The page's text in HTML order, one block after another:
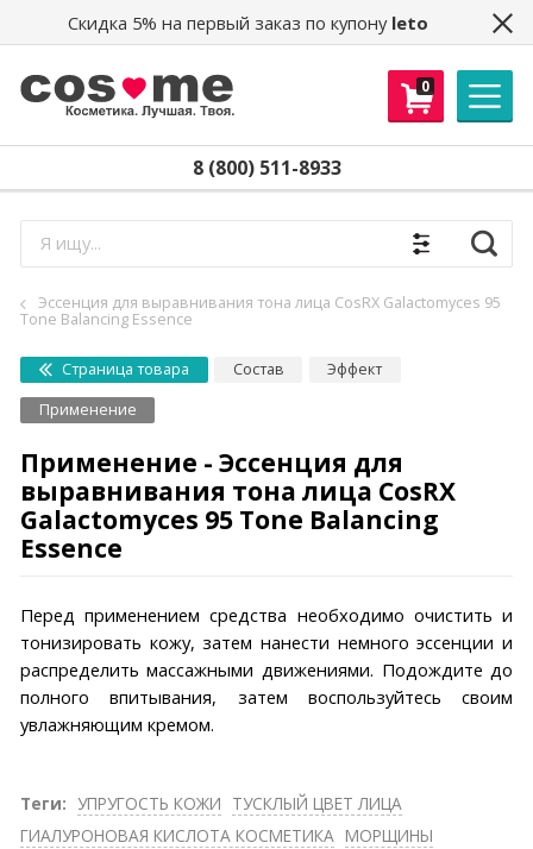
Скидка 5% на первый заказ по купону leto
0
8 (800) 511-8933
Найти
Эссенция для выравнивания тона лица CosRX Galactomyces 95
Tone Balancing Essence
Страница товара Состав
Эффект
Применение
Применение - Эссенция для
выравнивания тона лица CosRX
Galactomyces 95 Tone Balancing
Essence
Перед применением средства необходимо очистить и
тонизировать кожу, затем нанести немного эссенции и
распределить массажными движениями. Подождите до
полного впитывания, затем воспользуйтесь своим
увлажняющим кремом.
Теги: УПРУГОСТЬ КОЖИ ТУСКЛЫЙ ЦВЕТ ЛИЦА
ГИАЛУРОНОВАЯ КИСЛОТА КОСМЕТИКА МОРЩИНЫ